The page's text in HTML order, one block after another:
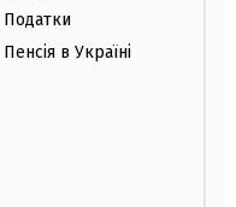
Податки
Пенсія в Україні